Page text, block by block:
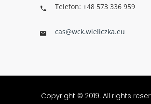
Telefon: +48 573 336 959
cas@wck.wieliczka.eu
Copyright © 2019. All rights